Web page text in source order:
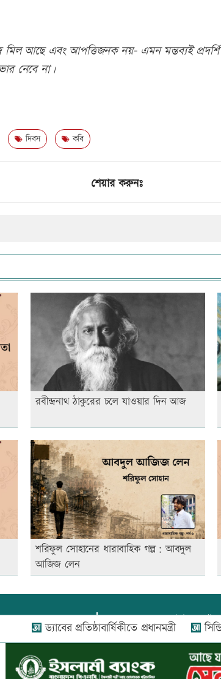
মিল আছে এবং আপত্তিজনক নয়- এমন মন্তব্যই
নেবে না।
দিবস কবি
শেয়ার করুনঃ
রবীন্দ্রনাথ ঠাকুরের চলে যাওয়ার দিন আজ
শরিফুল সোহানের ধারাবাহিক গল্প: আবদুল
আজিজ লেন
প্রধান
প্রোমিতা আফরিন
সি-৫০১,
শহীদ সৈয়দ নজরুল ইসলাম
ড্যাবের প্রতিষ্ঠাবার্ষিকীতে প্রধানমন্ত্রী